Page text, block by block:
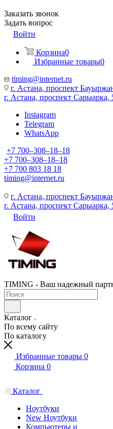
Заказать звонок
Задать вопрос
Войти
Корзина0
Избранные товары0
timing@internet.ru
г. Астана, проспект
г. Астана, проспект Сарыарка,
Instagram
Telegram
WhatsApp
+7 700‒308‒18‒18
+7 700‒308‒18‒18
+7 700 803 18 18
timing@internet.ru
г. Астана, проспект
г. Астана, проспект Сарыарка,
Войти
TIMING - Ваш надежный
Каталог
По всему сайту
По каталогу
Избранные товары 0
Корзина 0
Каталог
Ноутбуки
New Ноутбуки
Компьютеры и